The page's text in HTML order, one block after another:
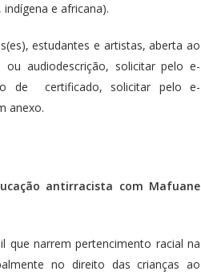
e africana).
estudantes e artistas, aberta ao
audiodescrição, solicitar pelo e-
de certificado, solicitar pelo e-
anexo.
antirracista com Mafuane
que narrem pertencimento racial na
no direito das crianças ao